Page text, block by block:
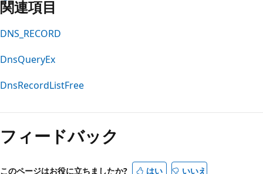
関連項目
DNS_RECORD
DnsQueryEx
DnsRecordListFree
フィードバック
このページはお役に立ちましたか? はい いいえ